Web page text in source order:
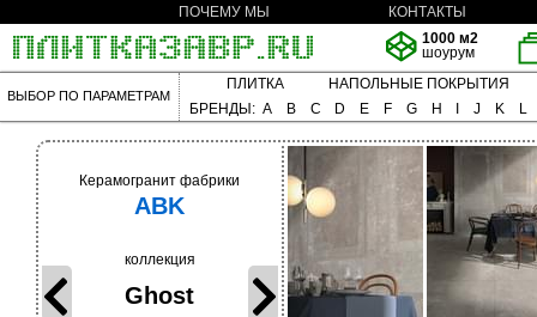
ПОЧЕМУ МЫ
КОНТАКТЫ
1000 м2
шоурум
ВЫБОР ПО ПАРАМЕТРАМ
ПЛИТКА
НАПОЛЬНЫЕ ПОКРЫТИЯ
БРЕНДЫ: A B C D E F G H J K L
Керамогранит фабрики
ABK
коллекция
Ghost